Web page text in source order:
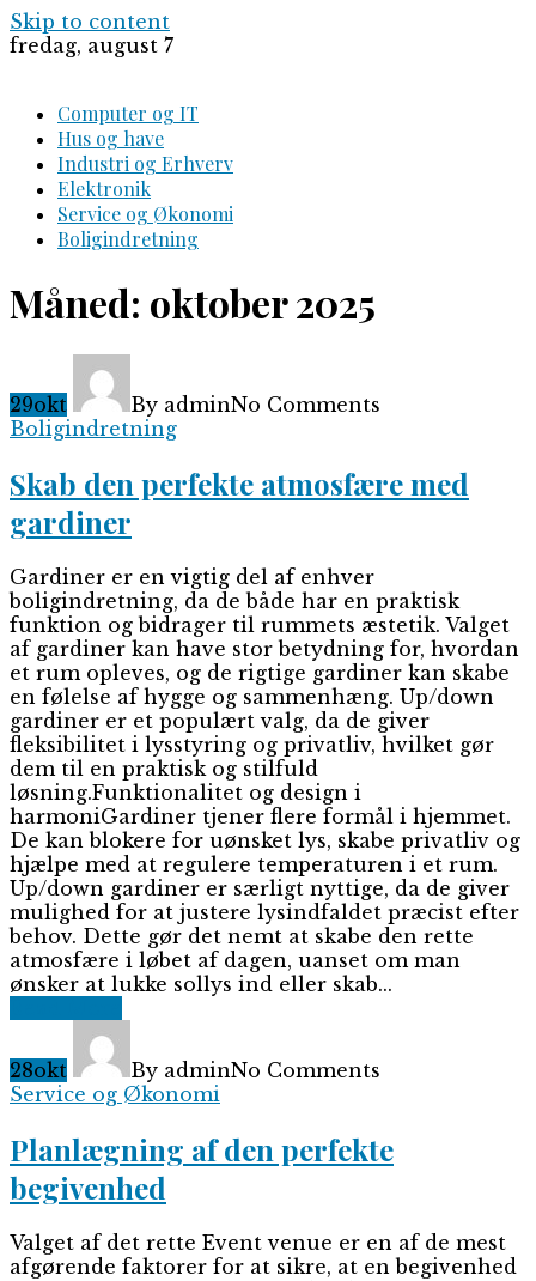
Skip to content
fredag, august 7
Computer og IT
Hus og have
Industri og Erhverv
Elektronik
Service og Økonomi
Boligindretning
Måned: oktober 2025
29okt By adminNo Comments
Boligindretning
Skab den perfekte atmosfære med
gardiner
Gardiner er en vigtig del af enhver
boligindretning, da de både har en praktisk
funktion og bidrager til rummets æstetik. Valget
af gardiner kan have stor betydning for, hvordan
et rum opleves, og de rigtige gardiner kan skabe
en følelse af hygge og sammenhæng. Up/down
gardiner er et populært valg, da de giver
fleksibilitet i lysstyring og privatliv, hvilket gør
dem til en praktisk og stilfuld
løsning.Funktionalitet og design i
harmoniGardiner tjener flere formål i hjemmet.
De kan blokere for uønsket lys, skabe privatliv og
hjælpe med at regulere temperaturen i et rum.
Up/down gardiner er særligt nyttige, da de giver
mulighed for at justere lysindfaldet præcist efter
behov. Dette gør det nemt at skabe den rette
atmosfære i løbet af dagen, uanset om man
ønsker at lukke sollys ind eller skab...
28okt By adminNo Comments
Service og Økonomi
Planlægning af den perfekte
begivenhed
Valget af det rette Event venue er en af de mest
afgørende faktorer for at sikre, at en begivenhed